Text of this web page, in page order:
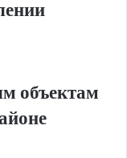
объектам